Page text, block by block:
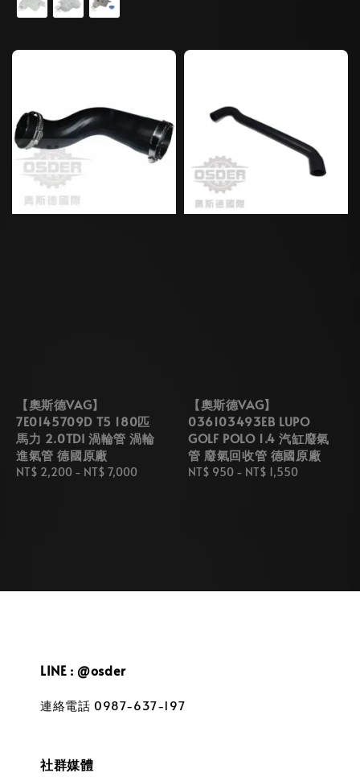
【奧斯德VAG】
7E0145709D T5 180匹
馬力 2.0TDI 渦輪管 渦輪
進氣管 德國原廠
Regular
NT$ 2,200 - NT$ 7,000
【奧斯德VAG】
036103493EB LUPO
GOLF POLO 1.4 汽缸廢氣
管 廢氣回收管 德國原廠
Regular
NT$ 950 - NT$ 1,550
LINE : @osder
連絡電話 0987-637-197
社群媒體